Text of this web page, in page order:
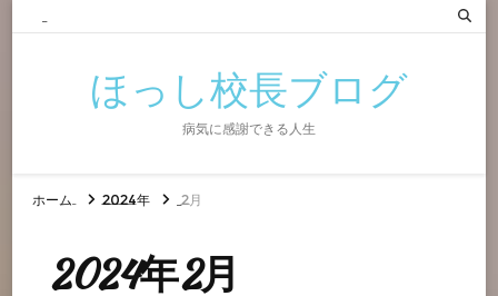
ほっし校長ブログ
病気に感謝できる人生
ホーム 2024年 2月
2024年2月